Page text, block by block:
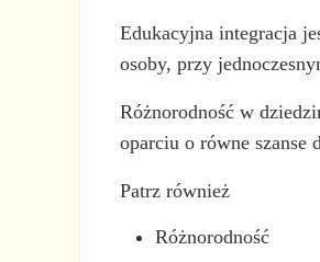
Edukacyjna integracja
osoby, przy
Różnorodność w
oparciu o równe szanse
Patrz również
Różnorodność